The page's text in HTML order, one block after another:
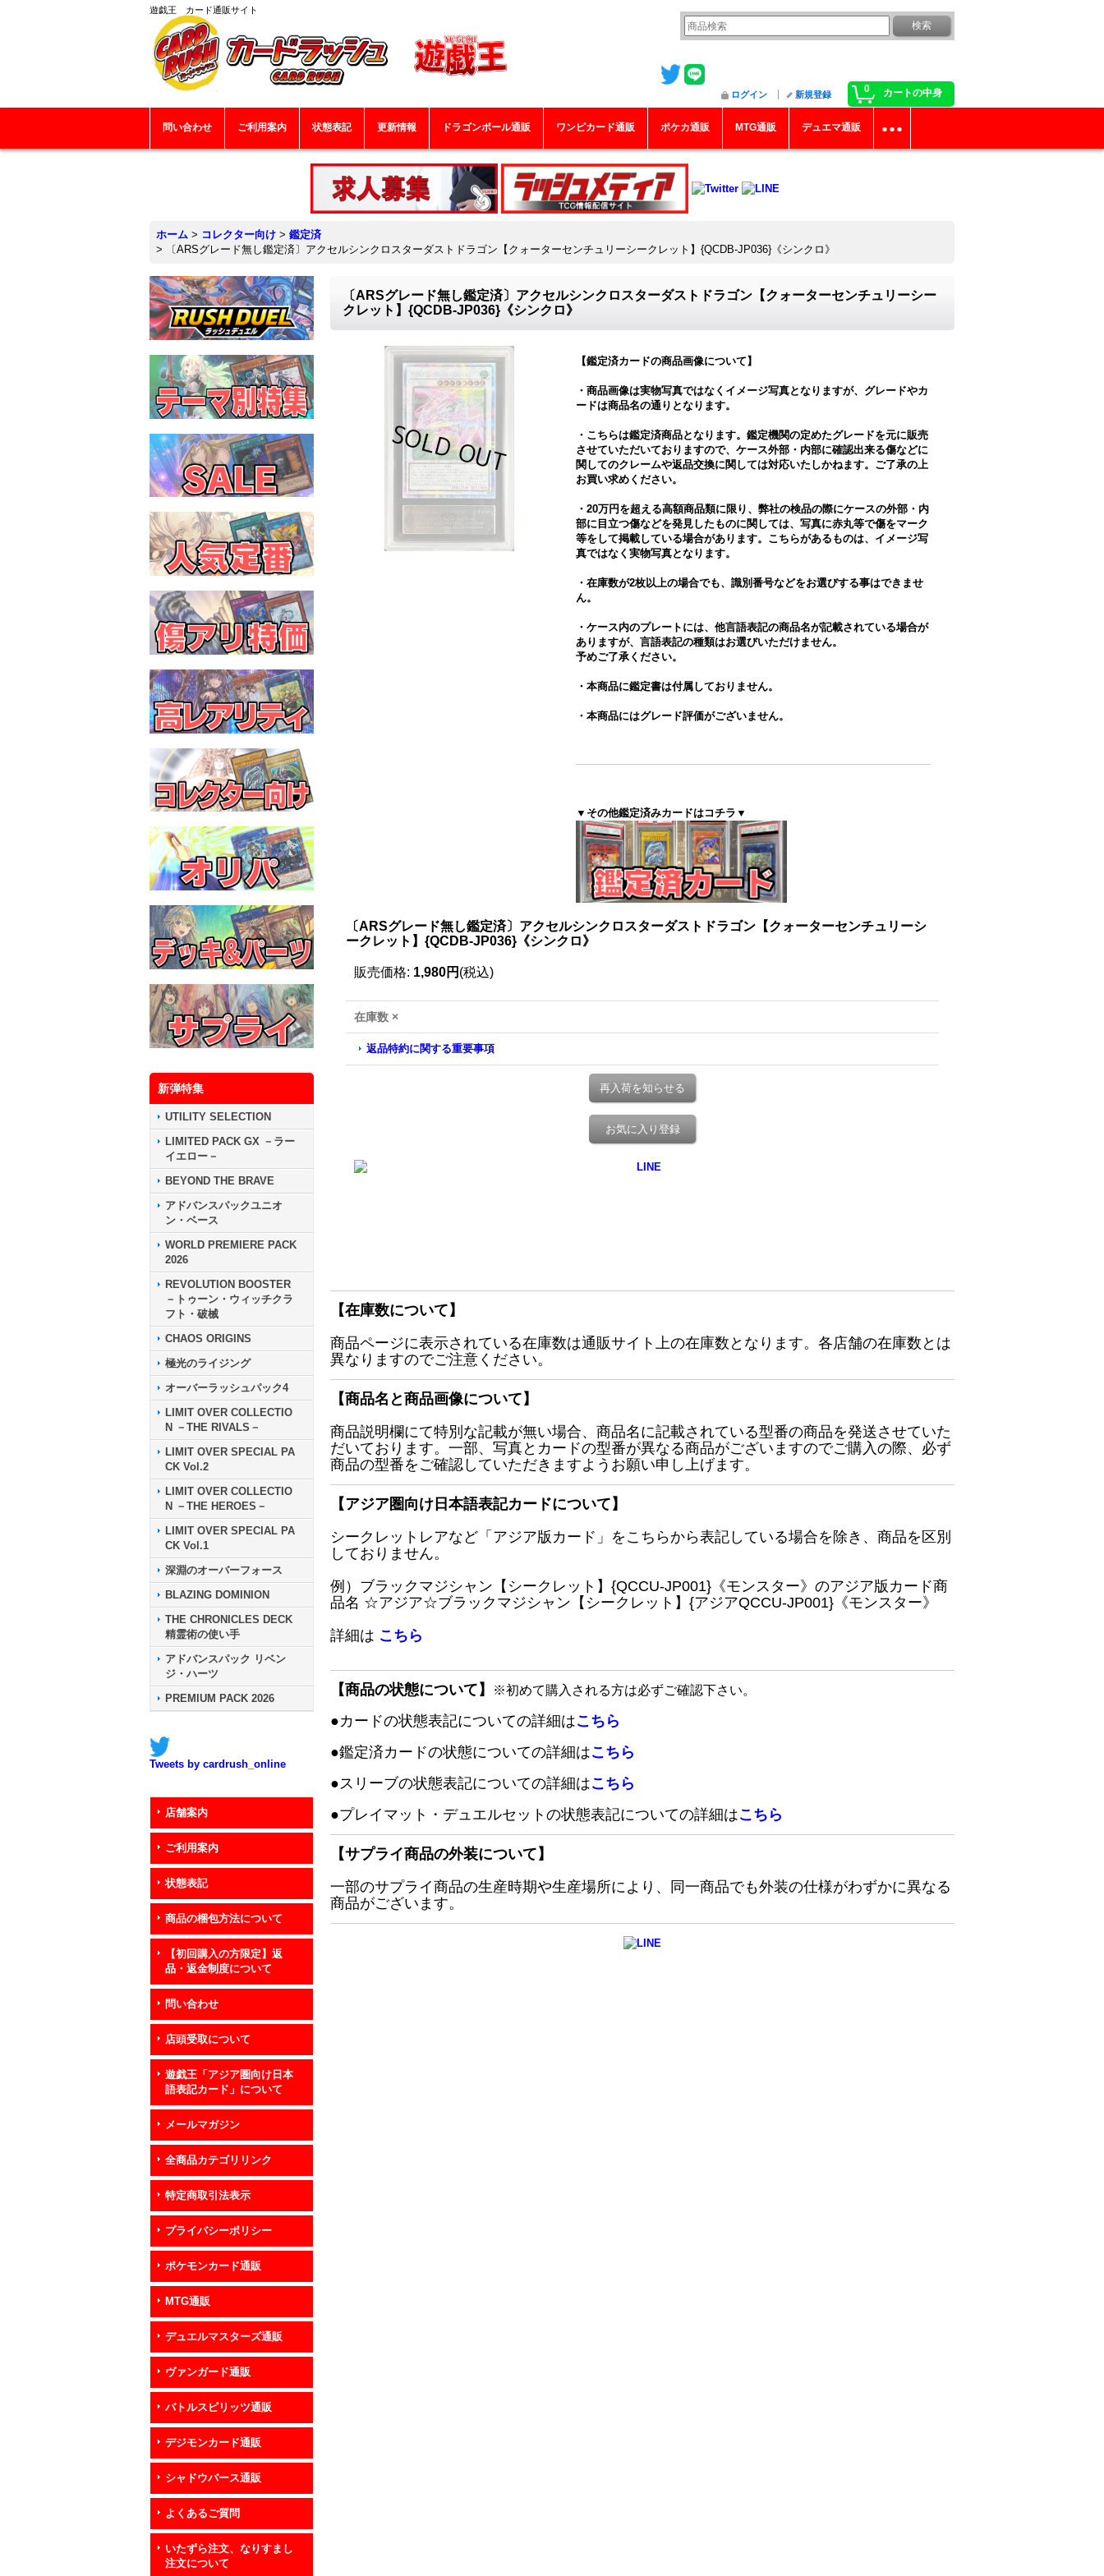
遊戯王 カード通販サイト
0 カートの中身
ログイン 新規登録
問い合わせ ご利用案内 状態表記 更新情報 ドラゴンボール通販 ワンピカード通販 ポケカ通販 MTG通販 デュエマ通販
ホーム > コレクター向け > 鑑定済
>
〔ARSグレード無し鑑定済〕アクセルシンクロスターダストドラゴン【クォーターセンチュリーシークレット】{QCDB-JP036}《シンクロ》
新弾特集
UTILITY SELECTION
LIMITED PACK GX －ラー
イエロー－
BEYOND THE BRAVE
アドバンスパックユニオ
ン・ベース
WORLD PREMIERE PACK
2026
REVOLUTION BOOSTER
－トゥーン・ウィッチクラ
フト・破械
CHAOS ORIGINS
極光のライジング
オーバーラッシュパック4
LIMIT OVER COLLECTIO
N －THE RIVALS－
LIMIT OVER SPECIAL PA
CK Vol.2
LIMIT OVER COLLECTIO
N －THE HEROES－
LIMIT OVER SPECIAL PA
CK Vol.1
深淵のオーバーフォース
BLAZING DOMINION
THE CHRONICLES DECK
精霊術の使い手
アドバンスパック リベン
ジ・ハーツ
PREMIUM PACK 2026
Tweets by cardrush_online
店舗案内
ご利用案内
状態表記
商品の梱包方法について
【初回購入の方限定】返
品・返金制度について
問い合わせ
店頭受取について
遊戯王「アジア圏向け日本
語表記カード」について
メールマガジン
全商品カテゴリリンク
特定商取引法表示
プライバシーポリシー
ポケモンカード通販
MTG通販
デュエルマスターズ通販
ヴァンガード通販
バトルスピリッツ通販
デジモンカード通販
シャドウバース通販
よくあるご質問
いたずら注文、なりすまし
注文について
〔ARSグレード無し鑑定済〕アクセルシンクロスターダストドラゴン【クォーターセンチュリーシー
クレット】{QCDB-JP036}《シンクロ》
【鑑定済カードの商品画像について】
・商品画像は実物写真ではなくイメージ写真となりますが、グレードやカ
ードは商品名の通りとなります。
・こちらは鑑定済商品となります。鑑定機関の定めたグレードを元に販売
させていただいておりますので、ケース外部・内部に確認出来る傷などに
関してのクレームや返品交換に関しては対応いたしかねます。ご了承の上
お買い求めください。
・20万円を超える高額商品類に限り、弊社の検品の際にケースの外部・内
部に目立つ傷などを発見したものに関しては、写真に赤丸等で傷をマーク
等をして掲載している場合があります。こちらがあるものは、イメージ写
真ではなく実物写真となります。
・在庫数が2枚以上の場合でも、識別番号などをお選びする事はできませ
ん。
・ケース内のプレートには、他言語表記の商品名が記載されている場合が
ありますが、言語表記の種類はお選びいただけません。
予めご了承ください。
・本商品に鑑定書は付属しておりません。
・本商品にはグレード評価がございません。
▼その他鑑定済みカードはコチラ▼
〔ARSグレード無し鑑定済〕アクセルシンクロスターダストドラゴン【クォーターセンチュリーシ
ークレット】{QCDB-JP036}《シンクロ》
販売価格: 1,980円 (税込)
在庫数 ×
返品特約に関する重要事項
再入荷を知らせる
お気に入り登録
【在庫数について】
商品ページに表示されている在庫数は通販サイト上の在庫数となります。各店舗の在庫数とは
異なりますのでご注意ください。
【商品名と商品画像について】
商品説明欄にて特別な記載が無い場合、商品名に記載されている型番の商品を発送させていた
だいております。一部、写真とカードの型番が異なる商品がございますのでご購入の際、必ず
商品の型番をご確認していただきますようお願い申し上げます。
【アジア圏向け日本語表記カードについて】
シークレットレアなど「アジア版カード」をこちらから表記している場合を除き、商品を区別
しておりません。
例）ブラックマジシャン【シークレット】{QCCU-JP001}《モンスター》のアジア版カード商
品名 ☆アジア☆ブラックマジシャン【シークレット】{アジアQCCU-JP001}《モンスター》
詳細は こちら
【商品の状態について】 ※初めて購入される方は必ずご確認下さい。
●カードの状態表記についての詳細はこちら
●鑑定済カードの状態についての詳細はこちら
●スリーブの状態表記についての詳細はこちら
●プレイマット・デュエルセットの状態表記についての詳細はこちら
【サプライ商品の外装について】
一部のサプライ商品の生産時期や生産場所により、同一商品でも外装の仕様がわずかに異なる
商品がございます。